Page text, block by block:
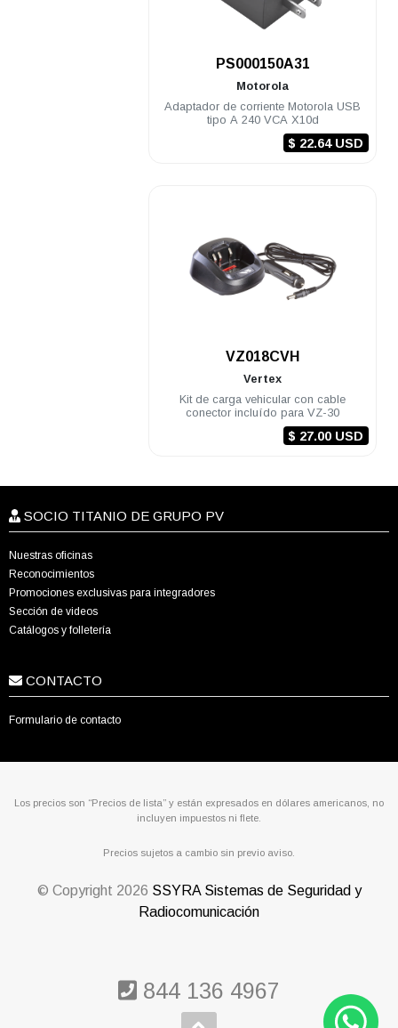
PS000150A31
Motorola
Adaptador de corriente Motorola USB
tipo A 240 VCA X10d
$ 22.64 USD
VZ018CVH
Vertex
Kit de carga vehicular con cable
conector incluído para VZ-30
$ 27.00 USD
SOCIO TITANIO DE GRUPO PV
Nuestras oficinas
Reconocimientos
Promociones exclusivas para integradores
Sección de videos
Catálogos y folletería
CONTACTO
Formulario de contacto
Los precios son “Precios de lista” y están expresados en dólares americanos, no
incluyen impuestos ni flete.
Precios sujetos a cambio sin previo aviso.
© Copyright 2026 SSYRA Sistemas de Seguridad y
Radiocomunicación
844 136 4967